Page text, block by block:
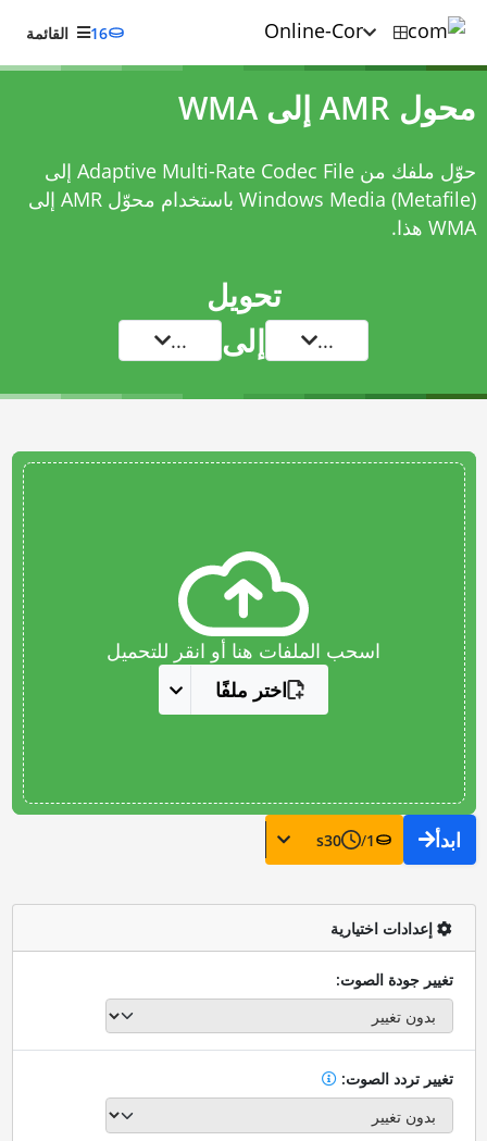
16 القائمة
محول AMR إلى WMA
حوّل ملفك من Adaptive Multi-Rate Codec File إلى
Windows Media (Metafile) باستخدام
محوّل AMR إلى
WMAهذا.
تحويل
... إلى ...
اسحب الملفات هنا أو انقر للتحميل
اختر ملفًا
ابدأ 1
/
30
s
إعدادات اختيارية
تغيير جودة الصوت:
تغيير تردد الصوت: